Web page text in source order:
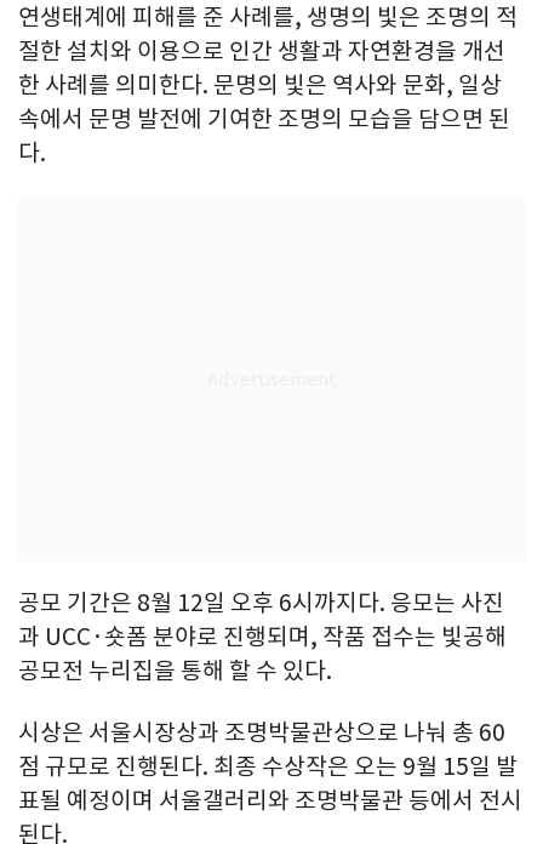
연생태계에 피해를 준 사례를, 생명의 빛은 조명의 적
절한 설치와 이용으로 인간 생활과 자연환경을 개선
한 사례를 의미한다. 문명의 빛은 역사와 문화, 일상
속에서 문명 발전에 기여한 조명의 모습을 담으면 된
다.
공모 기간은 8월 12일 오후 6시까지다. 응모는 사진
과 UCC·숏폼 분야로 진행되며, 작품 접수는 빛공해
공모전 누리집을 통해 할 수 있다.
시상은 서울시장상과 조명박물관상으로 나눠 총 60
점 규모로 진행된다. 최종 수상작은 오는 9월 15일 발
표될 예정이며 서울갤러리와 조명박물관 등에서 전시
된다.